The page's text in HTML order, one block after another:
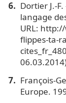
Dortier J.-
langage
URL:
flippes-ta-
François-
Europe.